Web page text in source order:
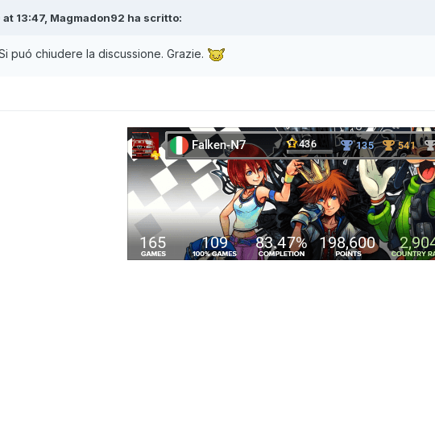
13:47, Magmadon92 ha scritto:
puó chiudere la discussione. Grazie.